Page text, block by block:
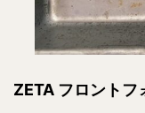
ZETA フロントフ